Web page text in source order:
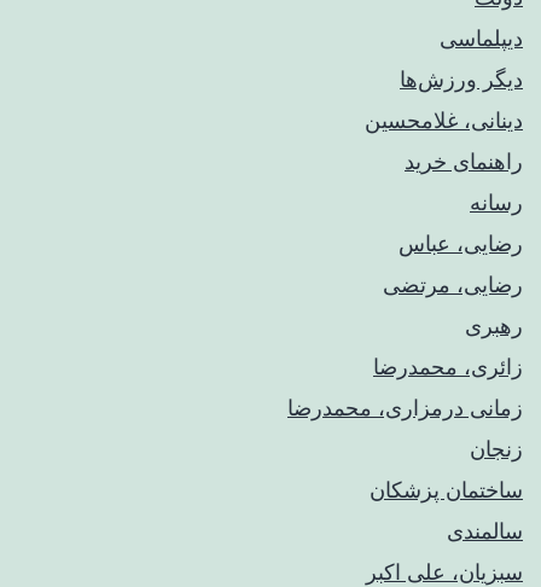
دیپلماسی
دیگر ورزش‌ها
دینانی، غلامحسین
راهنمای خريد
رسانه
رضایی، عباس
رضایی، مرتضی
رهبری
زائری، محمدرضا
زمانی درمزاری، محمدرضا
زنجان
ساختمان پزشکان
سالمندی
سبزیان، علی اکبر